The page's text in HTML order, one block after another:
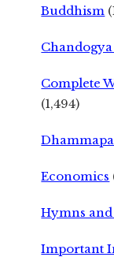
Buddhism
Complete
(1,494)
Economics
Hymns
Important